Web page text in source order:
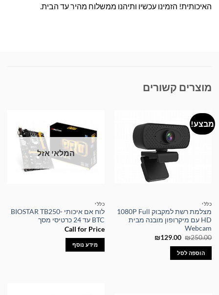
האיכותית! הזמינו עכשיו ותיהנו ממשלוח מהיר עד הבית.
מוצרים קשורים
מבצע!
כללי
מצלמת רשת למקבוק 1080P Full
HD עם מיקרופון מובנה מבית
Webcam
₪250.00
המחיר
היה:
₪250.00.
₪129.00
המחיר
הוספה לסל
המלאי אזל
כללי
לוח אם איכותי BIOSTAR TB250-
BTC עד 24 כרטיסי מסך
Call for Price
מידע נוסף